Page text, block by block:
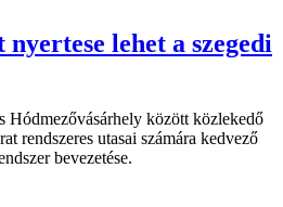
lehet a szegedi
Hódmezővásárhely között közlekedő
rendszeres utasai számára kedvező
bevezetése.